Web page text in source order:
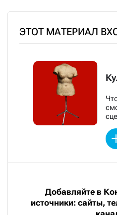
ЭТОТ МАТЕРИАЛ
Добавляйте в
источники: сайты,